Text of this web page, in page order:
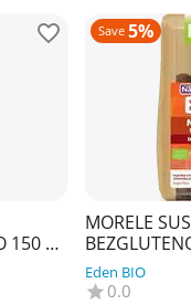
150 g -
Save 5%
MORELE
NATURAVENA
Eden BIO
0.0